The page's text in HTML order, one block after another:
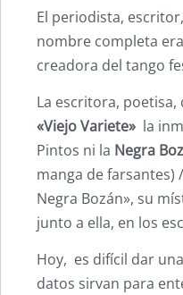
El periodista,
nombre completa
creadora del tango
La escritora,
«Viejo Variete» la
Pintos ni la Negra
manga de farsantes)
Negra Bozán», su
junto a ella, en los
Hoy, es difícil dar
datos sirvan para